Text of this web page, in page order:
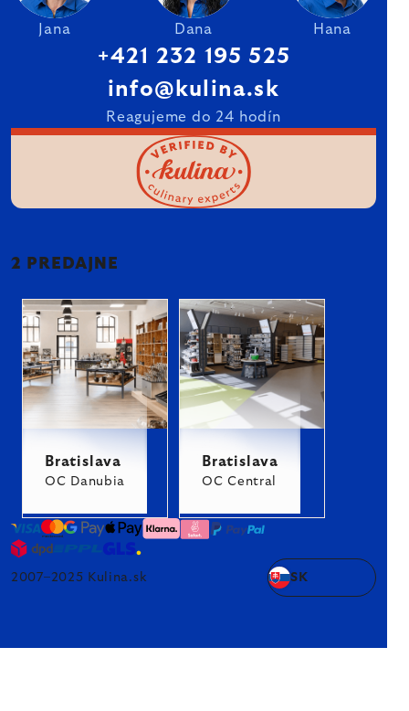
Jana Dana Hana
+421 232 195 525
info@kulina.sk
Reagujeme do 24 hodín
2 PREDAJNE
Bratislava
OC Danubia
Bratislava
OC Central
2007–2025 Kulina.sk SK